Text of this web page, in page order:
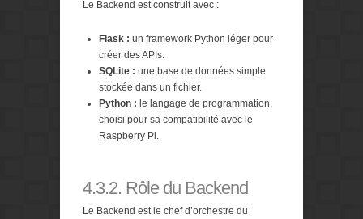
Le Backend est construit avec :
Flask : un framework Python léger pour
créer des APIs.
SQLite : une base de données simple
stockée dans un fichier.
Python : le langage de programmation,
choisi pour sa compatibilité avec le
Raspberry Pi.
4.3.2. Rôle du Backend
Le Backend est le chef d’orchestre du